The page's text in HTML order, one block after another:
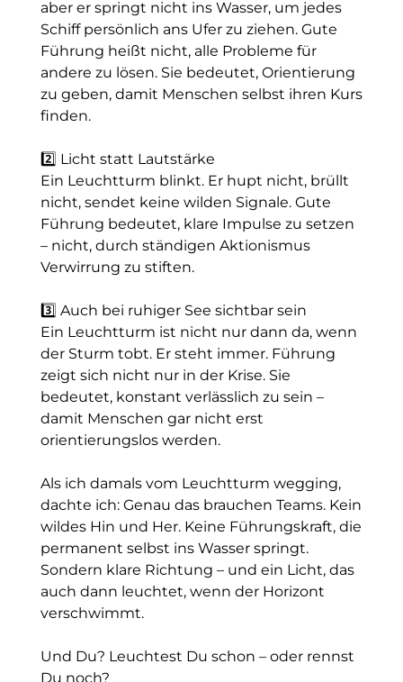
aber er springt nicht ins Wasser, um jedes
Schiff persönlich ans Ufer zu ziehen. Gute
Führung heißt nicht, alle Probleme für
andere zu lösen. Sie bedeutet, Orientierung
zu geben, damit Menschen selbst ihren Kurs
finden.
2️⃣ Licht statt Lautstärke
Ein Leuchtturm blinkt. Er hupt nicht, brüllt
nicht, sendet keine wilden Signale. Gute
Führung bedeutet, klare Impulse zu setzen
– nicht, durch ständigen Aktionismus
Verwirrung zu stiften.
3️⃣ Auch bei ruhiger See sichtbar sein
Ein Leuchtturm ist nicht nur dann da, wenn
der Sturm tobt. Er steht immer. Führung
zeigt sich nicht nur in der Krise. Sie
bedeutet, konstant verlässlich zu sein –
damit Menschen gar nicht erst
orientierungslos werden.
Als ich damals vom Leuchtturm wegging,
dachte ich: Genau das brauchen Teams. Kein
wildes Hin und Her. Keine Führungskraft, die
permanent selbst ins Wasser springt.
Sondern klare Richtung – und ein Licht, das
auch dann leuchtet, wenn der Horizont
verschwimmt.
Und Du? Leuchtest Du schon – oder rennst
Du noch?